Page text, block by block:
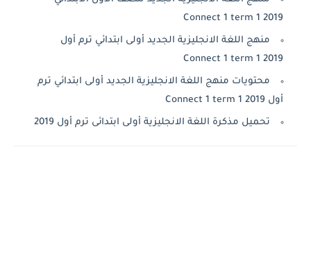
Connect 1 term 1 2019
منهج اللغة الانجليزية الجديد أولى ابتدائي ترم أول
Connect 1 term 1 2019
محتويات منهج اللغة الانجليزية الجديد أولى ابتدائي ترم
أول Connect 1 term 1 2019
تحميل مذكرة اللغة الانجليزية أولى ابتدائى ترم أول 2019